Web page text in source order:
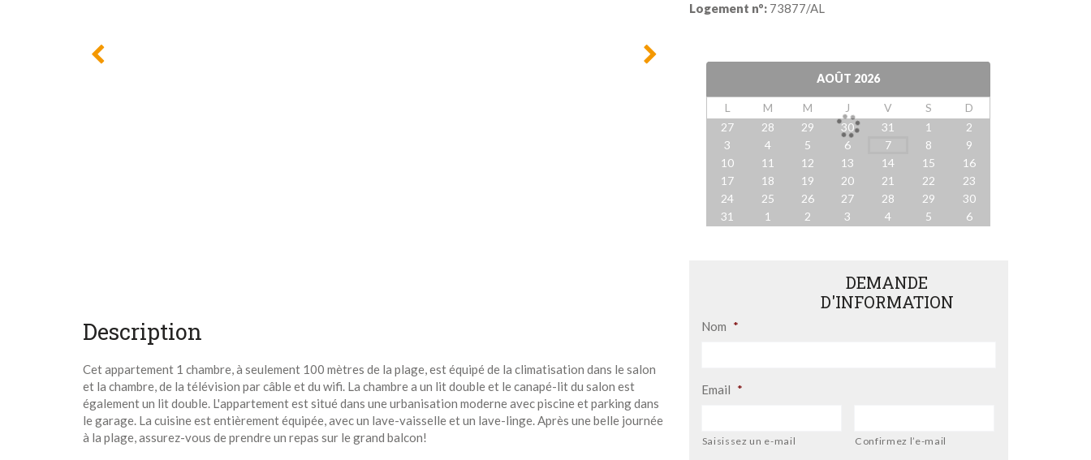
Logement nº:73877/AL
AOÛT 2026
L M M J V S
D
27
28 29 30 31 1
2
3
4 5 6 7 8
9
10
11 12 13 14 15
16
17
18 19 20 21 22
23
24
25 26 27 28 29
30
31
1 2 3 4 5 6
DEMANDE
D'INFORMATION
Nom *
Email *
Saisissez un e-mail Confirmez l’e-mail
Description
Cet appartement 1 chambre, à seulement 100 mètres de la plage, est équipé de la climatisation dans le salon
et la chambre, de la télévision par câble et du wifi. La chambre a un lit double et le canapé-lit du salon est
également un lit double. L'appartement est situé dans une urbanisation moderne avec piscine et parking dans
le garage. La cuisine est entièrement équipée, avec un lave-vaisselle et un lave-linge. Après une belle journée
à la plage, assurez-vous de prendre un repas sur le grand balcon!